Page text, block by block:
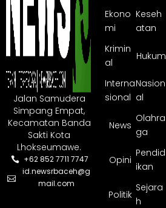
Jalan Samudera
Simpang Empat,
Kecamatan Banda
Sakti Kota
Lhokseumawe.
+62 852 7711 7747
id.newsrbaceh@g
mail.com
Ekono
mi
Keseh
atan
Krimin
al
Hukum
Interna
sional
Nasion
al
News
Olahra
ga
Opini
Pendid
ikan
Politik
Sejara
h